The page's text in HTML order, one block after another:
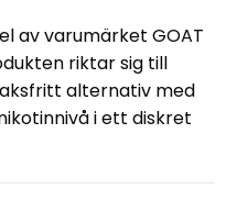
av varumärket GOAT
riktar sig till
alternativ med
i ett diskret